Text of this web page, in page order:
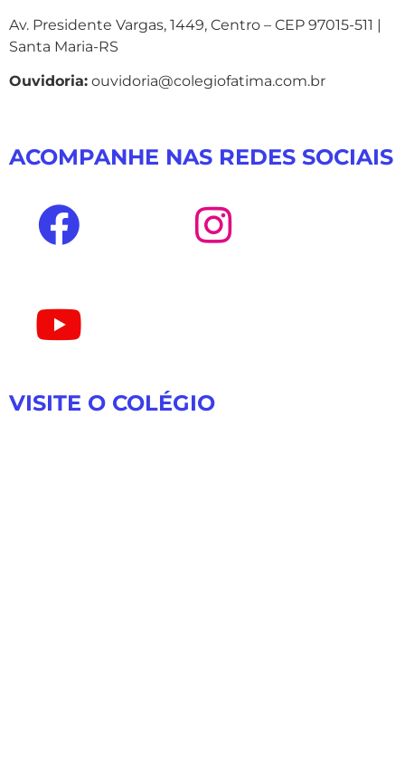
Av. Presidente Vargas, 1449, Centro – CEP 97015-511 |
Santa Maria-RS
Ouvidoria: ouvidoria@colegiofatima.com.br
ACOMPANHE NAS REDES SOCIAIS
VISITE O COLÉGIO